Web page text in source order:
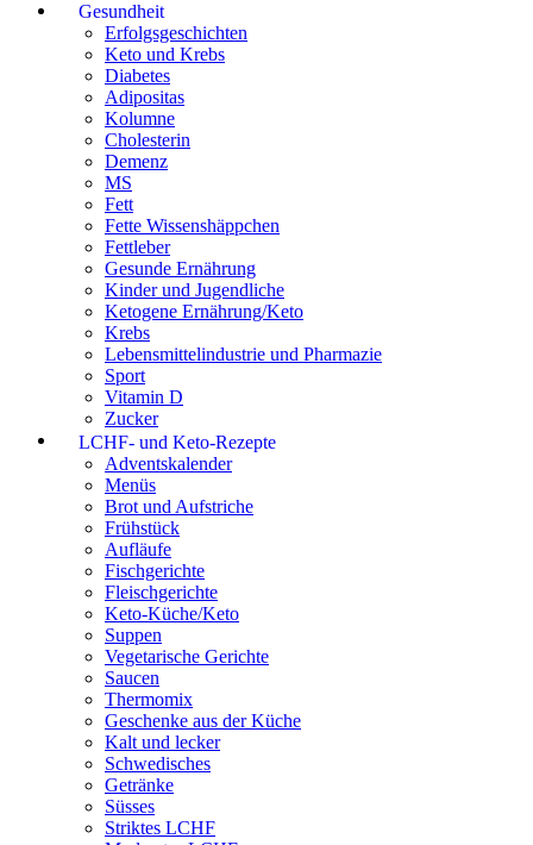
Gesundheit
Erfolgsgeschichten
Keto und Krebs
Diabetes
Adipositas
Kolumne
Cholesterin
Demenz
MS
Fett
Fette Wissenshäppchen
Fettleber
Gesunde Ernährung
Kinder und Jugendliche
Ketogene Ernährung/Keto
Krebs
Lebensmittelindustrie und Pharmazie
Sport
Vitamin D
Zucker
LCHF- und Keto-Rezepte
Adventskalender
Menüs
Brot und Aufstriche
Frühstück
Aufläufe
Fischgerichte
Fleischgerichte
Keto-Küche/Keto
Suppen
Vegetarische Gerichte
Saucen
Thermomix
Geschenke aus der Küche
Kalt und lecker
Schwedisches
Getränke
Süsses
Striktes LCHF